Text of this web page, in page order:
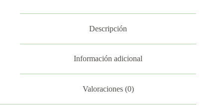
Descripción
Información adicional
Valoraciones (0)